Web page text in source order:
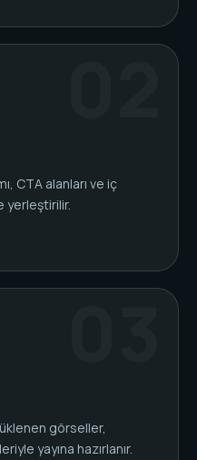
CTA alanları ve iç
yerleştirilir.
görseller,
yayına hazırlanır.